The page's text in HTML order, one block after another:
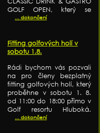
GOLF OPEN, který se
... dokončení
Fitting golfových holí v
sobotu 1.8.
Rádi bychom vás pozvali
na pro členy bezplatný
fitting golfových holí, který
proběhne v sobotu 1. 8.
od 11:00 do 18:00 přímo v
Golf resortu Hluboká.
... dokončení